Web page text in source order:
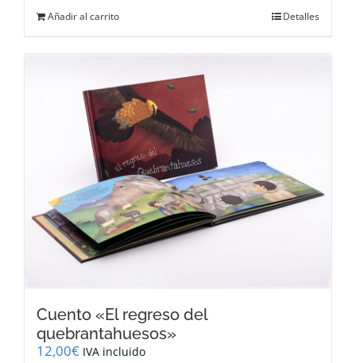
Añadir al carrito Detalles
Cuento «El regreso del
quebrantahuesos»
12,00€ IVA incluido